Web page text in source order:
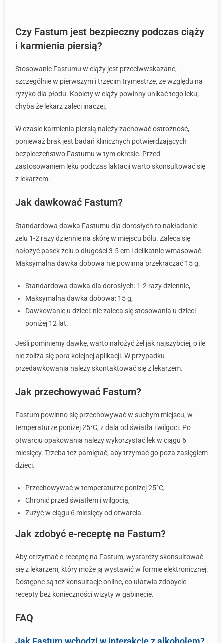
Czy Fastum jest bezpieczny podczas ciąży
i karmienia piersią?
Stosowanie Fastumu w ciąży jest przeciwwskazane,
szczególnie w pierwszym i trzecim trymestrze, ze względu na
ryzyko dla płodu. Kobiety w ciąży powinny unikać tego leku,
chyba że lekarz zaleci inaczej.
W czasie karmienia piersią należy zachować ostrożność,
ponieważ brak jest badań klinicznych potwierdzających
bezpieczeństwo Fastumu w tym okresie. Przed
zastosowaniem leku podczas laktacji warto skonsultować się
z lekarzem.
Jak dawkować Fastum?
Standardowa dawka Fastumu dla dorosłych to nakładanie
żelu 1-2 razy dziennie na skórę w miejscu bólu. Zaleca się
nałożyć pasek żelu o długości 3-5 cm i delikatnie wmasować.
Maksymalna dawka dobowa nie powinna przekraczać 15 g.
Standardowa dawka dla dorosłych: 1-2 razy dziennie,
Maksymalna dawka dobowa: 15 g,
Dawkowanie u dzieci: nie zaleca się stosowania u dzieci
poniżej 12 lat.
Jeśli pominiemy dawkę, warto nałożyć żel jak najszybciej, o ile
nie zbliża się pora kolejnej aplikacji. W przypadku
przedawkowania należy skontaktować się z lekarzem.
Jak przechowywać Fastum?
Fastum powinno się przechowywać w suchym miejscu, w
temperaturze poniżej 25°C, z dala od światła i wilgoci. Po
otwarciu opakowania należy wykorzystać lek w ciągu 6
miesięcy. Trzeba też pamiętać, aby trzymać go poza zasięgiem
dzieci.
Przechowywać w temperaturze poniżej 25°C,
Chronić przed światłem i wilgocią,
Zużyć w ciągu 6 miesięcy od otwarcia.
Jak zdobyć e-receptę na Fastum?
Aby otrzymać e-receptę na Fastum, wystarczy skonsultować
się z lekarzem, który może ją wystawić w formie elektronicznej.
Dostępne są też konsultacje online, co ułatwia zdobycie
recepty bez konieczności wizyty w gabinecie.
FAQ